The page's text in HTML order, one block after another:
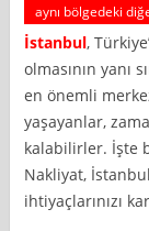
aynı bölgedeki
İstanbul,
olmasının yanı
en önemli
yaşayanlar,
kalabilirler. İşte
Nakliyat,
ihtiyaçlarınızı